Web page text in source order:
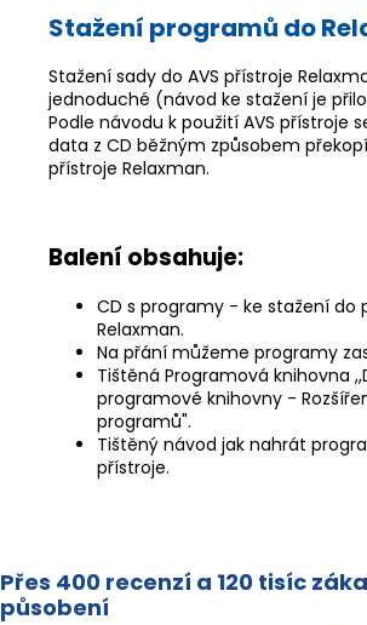
Stažení programů do
Stažení sady do AVS přístroje
jednoduché (návod ke stažení je
Podle návodu k použití AVS přístroje
data z CD běžným způsobem
přístroje Relaxman.
Balení obsahuje:
CD s programy - ke stažení do
Relaxman.
Na přání můžeme programy
Tištěná Programová knihovna
programové knihovny -
programů".
Tištěný návod jak nahrát
přístroje.
Přes 400 recenzí a 120 tisíc
působení